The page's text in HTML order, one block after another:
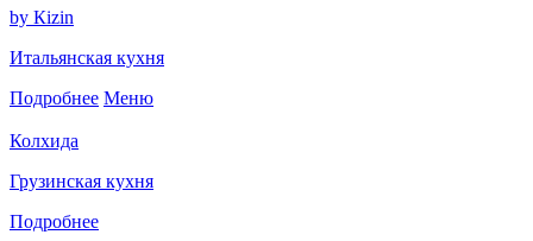
by Кizin
Итальянская кухня
Подробнее Меню
Колхида
Грузинская кухня
Подробнее